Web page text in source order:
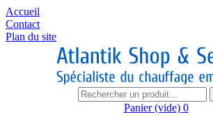
Accueil
Contact
Plan du site
Panier (vide) 0